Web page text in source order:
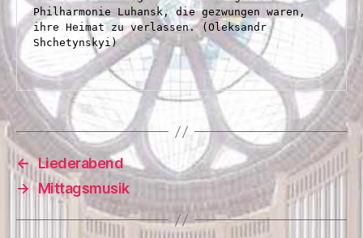
Philharmonie Luhansk, die gezwungen waren,
ihre Heimat zu verlassen. (Oleksandr
Shchetynskyi)
← Liederabend
→
Mittagsmusik